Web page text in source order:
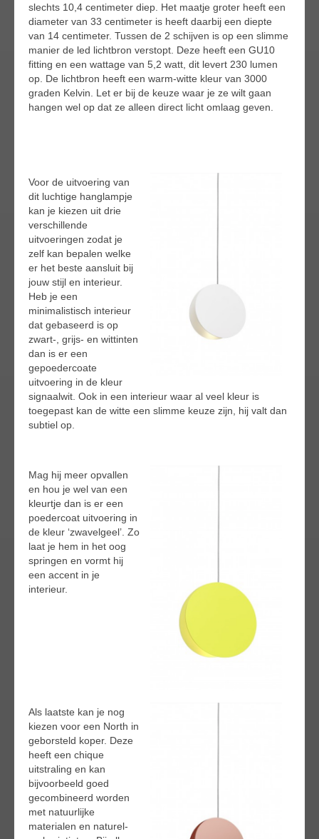
slechts 10,4 centimeter diep. Het maatje groter heeft een
diameter van 33 centimeter is heeft daarbij een diepte
van 14 centimeter. Tussen de 2 schijven is op een slimme
manier de led lichtbron verstopt. Deze heeft een GU10
fitting en een wattage van 5,2 watt, dit levert 230 lumen
op. De lichtbron heeft een warm-witte kleur van 3000
graden Kelvin. Let er bij de keuze waar je ze wilt gaan
hangen wel op dat ze alleen direct licht omlaag geven.
Voor de uitvoering van
dit luchtige hanglampje
kan je kiezen uit drie
verschillende
uitvoeringen zodat je
zelf kan bepalen welke
er het beste aansluit bij
jouw stijl en interieur.
Heb je een
minimalistisch interieur
dat gebaseerd is op
zwart-, grijs- en wittinten
dan is er een
gepoedercoate
uitvoering in de kleur
signaalwit. Ook in een interieur waar al veel kleur is
toegepast kan de witte een slimme keuze zijn, hij valt dan
subtiel op.
Mag hij meer opvallen
en hou je wel van een
kleurtje dan is er een
poedercoat uitvoering in
de kleur ‘zwavelgeel’. Zo
laat je hem in het oog
springen en vormt hij
een accent in je
interieur.
Als laatste kan je nog
kiezen voor een North in
geborsteld koper. Deze
heeft een chique
uitstraling en kan
bijvoorbeeld goed
gecombineerd worden
met natuurlijke
materialen en naturel-